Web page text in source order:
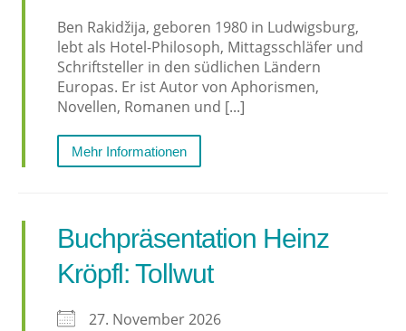
Ben Rakidžija, geboren 1980 in Ludwigsburg,
lebt als Hotel-Philosoph, Mittagsschläfer und
Schriftsteller in den südlichen Ländern
Europas. Er ist Autor von Aphorismen,
Novellen, Romanen und [...]
Mehr Informationen
Buchpräsentation Heinz
Kröpfl: Tollwut
27. November 2026